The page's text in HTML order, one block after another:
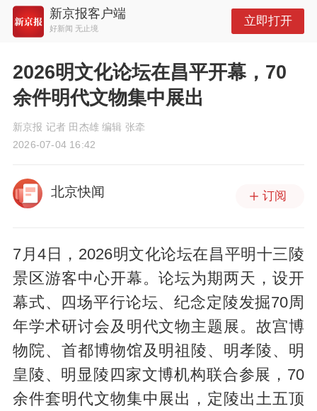
新京报客户端
好新闻 无止境
立即打开
2026明文化论坛在昌平开幕，70
余件明代文物集中展出
新京报 记者 田杰雄 编辑 张牵
2026-07-04 16:42
北京快闻 订阅
7月4日，2026明文化论坛在昌平明十三陵
景区游客中心开幕。论坛为期两天，设开
幕式、四场平行论坛、纪念定陵发掘70周
年学术研讨会及明代文物主题展。故宫博
物院、首都博物馆及明祖陵、明孝陵、明
皇陵、明显陵四家文博机构联合参展，70
余件套明代文物集中展出，定陵出土五顶